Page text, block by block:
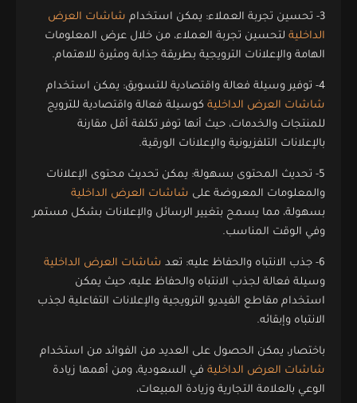
3- تحسين تجربة العملاء: يمكن استخدام
شاشات العرض
الداخلية لتحسين تجربة العملاء، من خلال عرض المعلومات
الهامة والإعلانات الترويجية بطريقة جذابة ومثيرة للاهتمام.
4- توفير وسيلة فعالة واقتصادية للتسويق: يمكن استخدام
شاشات العرض الداخلية كوسيلة فعالة واقتصادية للترويج
للمنتجات والخدمات، حيث أنها توفر تكلفة أقل مقارنة
بالإعلانات التلفزيونية والإعلانات الورقية.
5- تحديث المحتوى بسهولة: يمكن تحديث محتوى الإعلانات
والمعلومات المعروضة على شاشات العرض الداخلية
بسهولة، مما يسمح بتغيير الرسائل والإعلانات بشكل مستمر
وفي الوقت المناسب.
6- جذب الانتباه والحفاظ عليه: تعد
شاشات العرض الداخلية
وسيلة فعالة لجذب الانتباه والحفاظ عليه، حيث يمكن
استخدام مقاطع الفيديو الترويجية والإعلانات التفاعلية لجذب
الانتباه وإبقائه.
باختصار، يمكن الحصول على العديد من الفوائد من استخدام
شاشات العرض الداخلية في السعودية، ومن أهمها زيادة
الوعي بالعلامة التجارية وزيادة المبيعات،